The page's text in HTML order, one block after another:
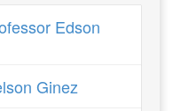
Edson
Ginez